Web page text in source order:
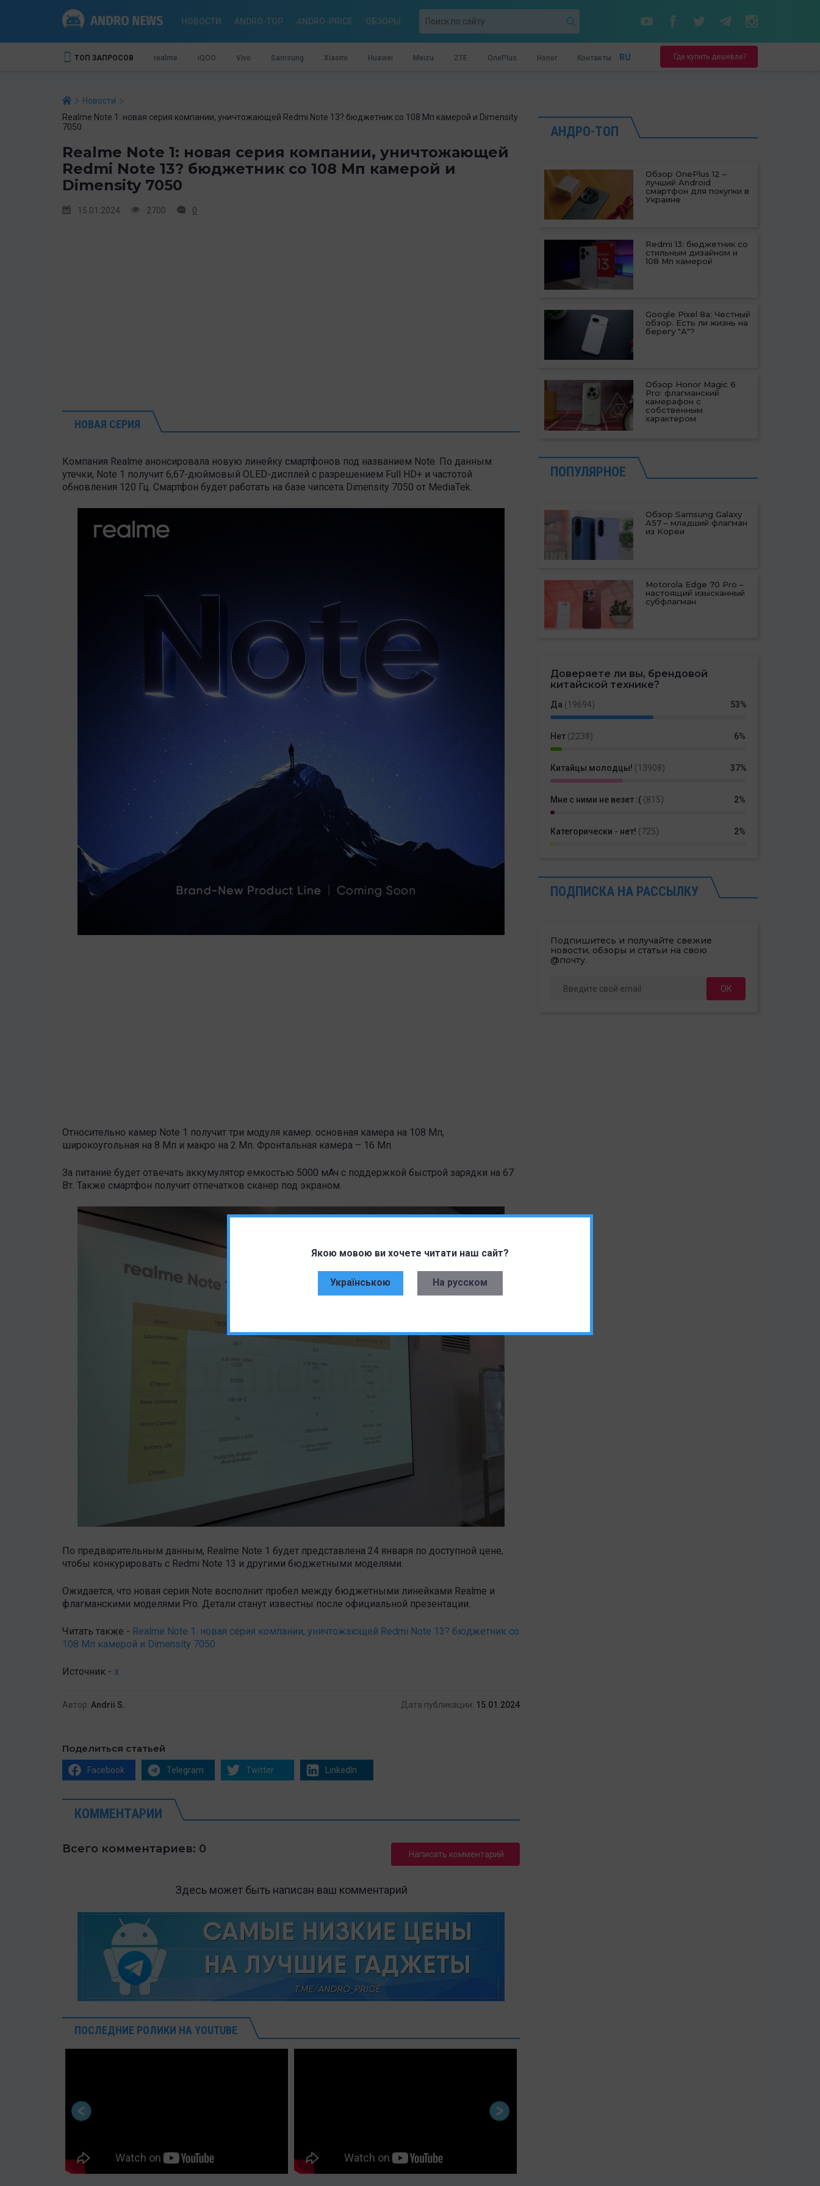
Якою мовою ви хочете читати наш сайт?
Українською На русском
НОВОСТИ ANDRO-TOP ANDRO-PRICE ОБЗОРЫ
ТОП ЗАПРОСОВ realme iQOO Vivo Samsung Xiaomi Huawei Meizu ZTE OnePlus Honor Контакты RU Где купить дешевле?
Новости
Realme Note 1: новая серия компании, уничтожающей Redmi Note 13? бюджетник со 108 Мп камерой и Dimensity
7050
Realme Note 1: новая серия компании, уничтожающей
Redmi Note 13? бюджетник со 108 Мп камерой и
Dimensity 7050
15.01.2024 2700 0
НОВАЯ СЕРИЯ
Компания Realme анонсировала новую линейку смартфонов под названием Note. По данным
утечки, Note 1 получит 6,67-дюймовый OLED-дисплей с разрешением Full HD+ и частотой
обновления 120 Гц. Смартфон будет работать на базе чипсета Dimensity 7050 от MediaTek.
Относительно камер Note 1 получит три модуля камер: основная камера на 108 Мп,
широкоугольная на 8 Мп и макро на 2 Мп. Фронтальная камера – 16 Мп.
За питание будет отвечать аккумулятор емкостью 5000 мАч с поддержкой быстрой зарядки на 67
Вт. Также смартфон получит отпечатков сканер под экраном.
По предварительным данным, Realme Note 1 будет представлена 24 января по доступной цене,
чтобы конкурировать с Redmi Note 13 и другими бюджетными моделями.
Ожидается, что новая серия Note восполнит пробел между бюджетными линейками Realme и
флагманскими моделями Pro. Детали станут известны после официальной презентации.
Читать также - Realme Note 1: новая серия компании, уничтожающей Redmi Note 13? бюджетник со
108 Мп камерой и Dimensity 7050
Источник - x
Автор: Andrii S. Дата публикации: 15.01.2024
Поделиться статьей
Facebook Telegram Twitter LinkedIn
КОММЕНТАРИИ
Всего комментариев: 0 Написать комментарий
Здесь может быть написан ваш комментарий
ПОСЛЕДНИЕ РОЛИКИ НА YOUTUBE
АНДРО-ТОП
Обзор OnePlus 12 –
лучший Android
смартфон для покупки в
Украине
Redmi 13: бюджетник со
стильным дизайном и
108 Мп камерой
Google Pixel 8a: Честный
обзор. Есть ли жизнь на
берегу "А"?
Обзор Honor Magic 6
Pro: флагманский
камерафон с
собственным
характером
ПОПУЛЯРНОЕ
Обзор Samsung Galaxy
A57 – младший флагман
из Кореи
Motorola Edge 70 Pro –
настоящий изысканный
субфлагман
Доверяете ли вы, брендовой
китайской технике?
Да (19694) 53%
Нет (2238) 6%
Китайцы молодцы! (13908) 37%
Мне с ними не везет :( (815) 2%
Категорически - нет! (725) 2%
ПОДПИСКА НА РАССЫЛКУ
Подпишитесь и получайте свежие
новости, обзоры и статьи на свою
@почту.
ОК